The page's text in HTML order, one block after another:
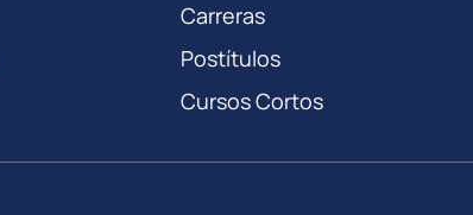
Carreras
Postítulos
Cursos Cortos